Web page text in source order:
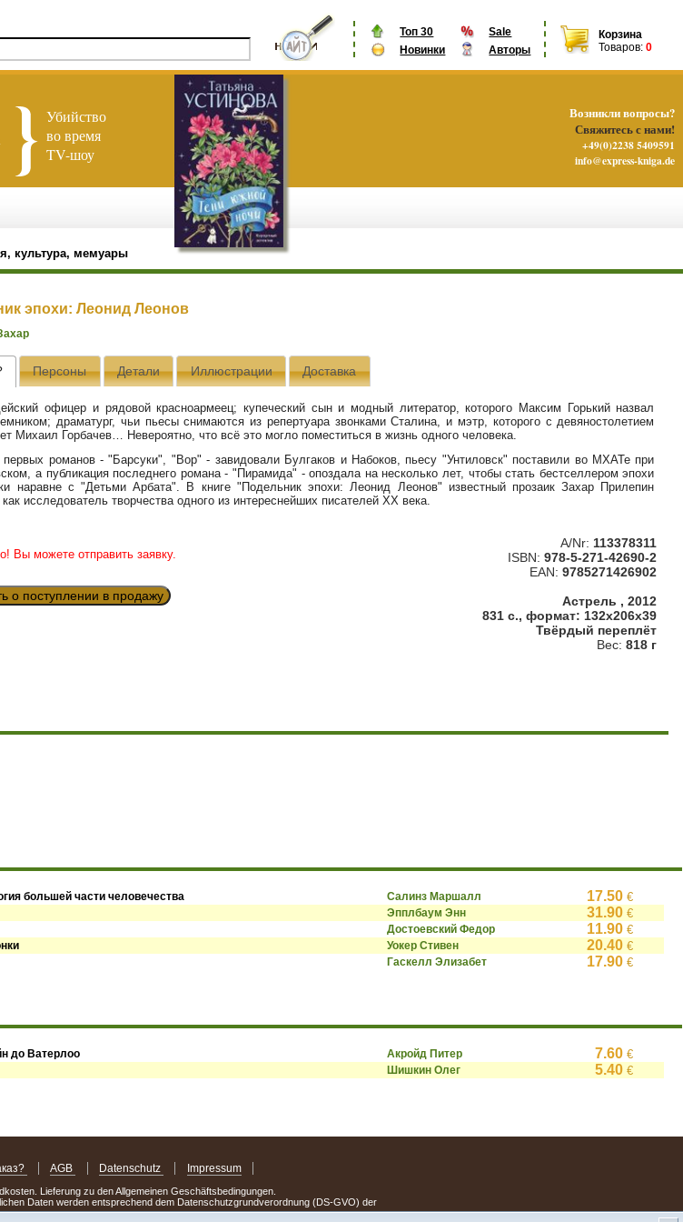
Топ 30
Sale
Новинки
Авторы
Корзина
Товаров: 0
Убийство
во время
TV-шоу
культура, мемуары
эпохи: Леонид Леонов
Персоны Детали Иллюстрации Доставка
офицер и рядовой красноармеец; купеческий сын и модный литератор, которого Максим Горький назвал
драматург, чьи пьесы снимаются из репертуара звонками Сталина, и мэтр, которого с девяностолетием
Михаил Горбачев… Невероятно, что всё это могло поместиться в жизнь одного человека.
первых романов - "Барсуки", "Вор" - завидовали Булгаков и Набоков, пьесу "Унтиловск" поставили во МХАТе при
а публикация последнего романа - "Пирамида" - опоздала на несколько лет, чтобы стать бестселлером эпохи
наравне с "Детьми Арбата". В книге "Подельник эпохи: Леонид Леонов" известный прозаик Захар Прилепин
исследователь творчества одного из интереснейших писателей XX века.
Вы можете отправить заявку.
о поступлении в продажу
A/Nr: 113378311
ISBN: 978-5-271-42690-2
EAN: 9785271426902
Астрель , 2012
831 с., формат: 132x206x39
Твёрдый переплёт
Вес: 818 г
большей части человечества Салинз Маршалл 17.50 €
Эпплбаум Энн 31.90 €
Достоевский Федор 11.90 €
Уокер Стивен 20.40 €
Гаскелл Элизабет 17.90 €
до Ватерлоо Акройд Питер 7.60 €
Шишкин Олег 5.40 €
AGB Datenschutz Impressum
Lieferung zu den Allgemeinen Geschäftsbedingungen.
Daten werden entsprechend dem Datenschutzgrundverordnung (DS-GVO) der
Возникли вопросы?
Свяжитесь с нами!
+49(0)2238 5409591
info@express-kniga.de